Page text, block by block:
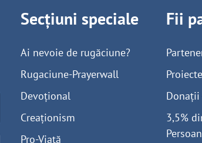
Secțiuni speciale
Ai nevoie de rugăciune?
Rugaciune-Prayerwall
Devoțional
Creaționism
Pro-Viață
Fii
Donații
3,5%